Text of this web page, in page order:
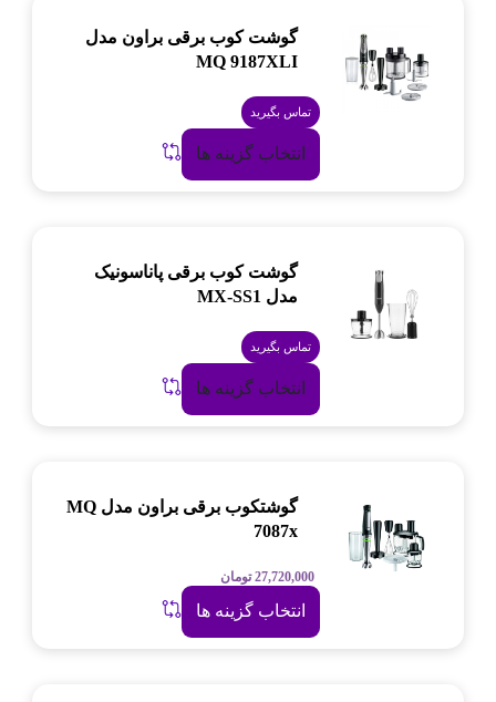
گوشت کوب برقی براون مدل
MQ 9187XLI
تماس بگیرید
انتخاب گزینه ها
گوشت کوب برقی پاناسونیک
مدل MX-SS1
تماس بگیرید
انتخاب گزینه ها
گوشتکوب برقی براون مدل MQ
7087x
27,720,000 تومان
انتخاب گزینه ها